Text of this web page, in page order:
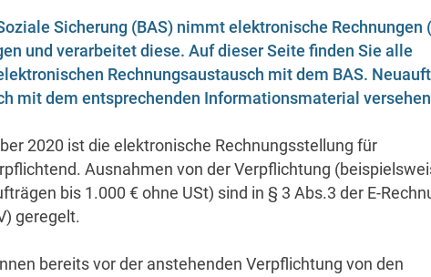
Sicherung (BAS) nimmt elektronische Rechnungen
und verarbeitet diese. Auf dieser Seite finden Sie alle
Rechnungsaustausch mit dem BAS.
mit dem entsprechenden Informationsmaterial
2020 ist die elektronische Rechnungsstellung für
Ausnahmen von der Verpflichtung
bis 1.000 € ohne USt) sind in § 3 Abs.3 der E-
geregelt.
bereits vor der anstehenden Verpflichtung von den